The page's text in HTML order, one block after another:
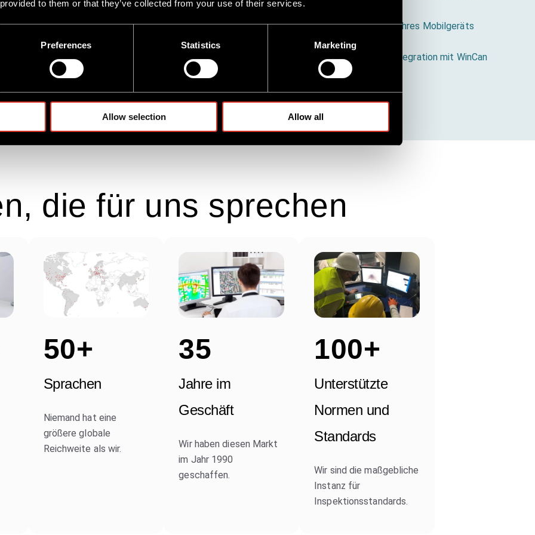
to them or that they’ve collected from your use of their services.
Preferences Statistics Marketing
Allow selection Allow all
ein Bedienfeld.
Fügen Sie einfach Fotos und Videos von der Kamera Ihres Mobilgeräts
hinzu.
Die mobile App bietet außerdem eine vollständige Integration mit WinCan
Web und der neuen ProTouch-Version.
die für uns sprechen
50+
Sprachen
Niemand hat eine
größere globale
Reichweite als wir.
35
Jahre im
Geschäft
Wir haben diesen Markt
im Jahr 1990
geschaffen.
100+
Unterstützte
Normen und
Standards
Wir sind die maßgebliche
Instanz für
Inspektionsstandards.